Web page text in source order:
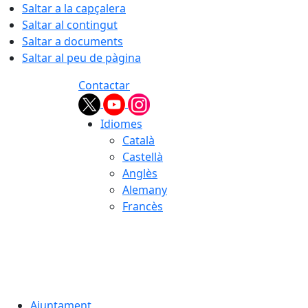
Saltar a la capçalera
Saltar al contingut
Saltar a documents
Saltar al peu de pàgina
Contactar
Idiomes
Català
Castellà
Anglès
Alemany
Francès